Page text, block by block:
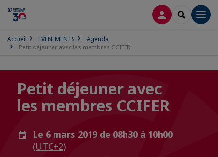
CONNEXION
Accueil EVENEMENTS
Agenda
Petit déjeuner avec les membres CCIFER
Petit déjeuner avec
les membres CCIFER
Le 6 mars 2019 de 08h30 à 10h00
(UTC+2)